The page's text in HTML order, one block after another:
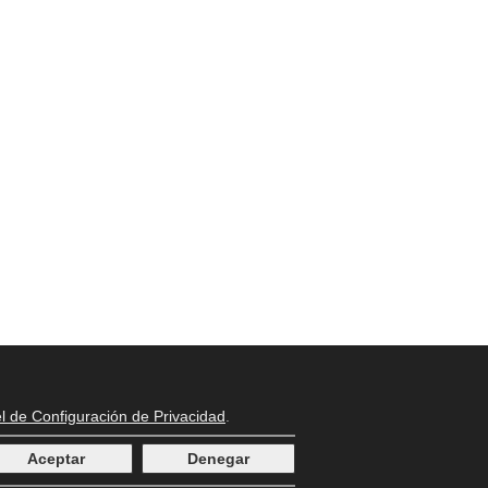
de Configuración de Privacidad
Aceptar Denegar